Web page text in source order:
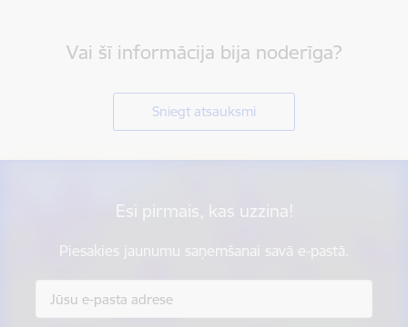
Vai šī informācija bija noderīga?
Sniegt atsauksmi
Esi pirmais, kas uzzina!
Piesakies jaunumu saņemšanai savā e-pastā.